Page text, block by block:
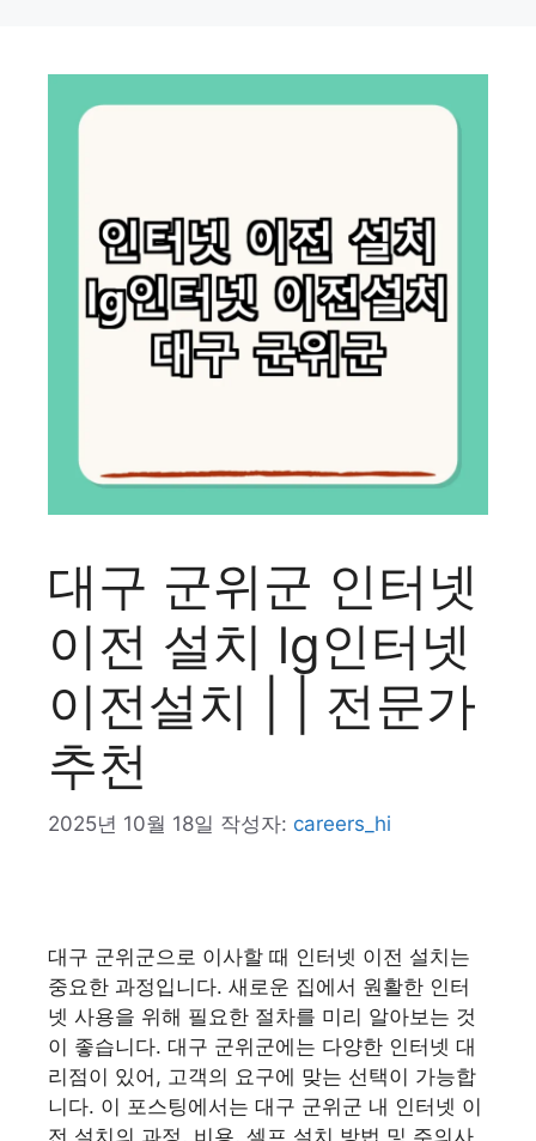
대구 군위군 인터넷
이전 설치 lg인터넷
이전설치 | | 전문가
추천
2025년 10월 18일 작성자: careers_hi
대구 군위군으로 이사할 때 인터넷 이전 설치는
중요한 과정입니다. 새로운 집에서 원활한 인터
넷 사용을 위해 필요한 절차를 미리 알아보는 것
이 좋습니다. 대구 군위군에는 다양한 인터넷 대
리점이 있어, 고객의 요구에 맞는 선택이 가능합
니다. 이 포스팅에서는 대구 군위군 내 인터넷 이
전 설치의 과정, 비용, 셀프 설치 방법 및 주의사